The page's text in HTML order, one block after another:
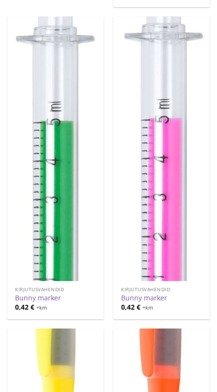
KIRJUTUSVAHENDID
Bunny marker
0,42€ +km
KIRJUTUSVAHENDID
Bunny marker
0,42€ +km